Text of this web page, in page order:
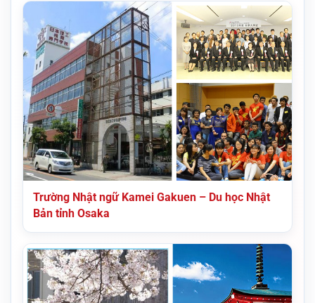
Trường Nhật ngữ Kamei Gakuen – Du học Nhật
Bản tỉnh Osaka